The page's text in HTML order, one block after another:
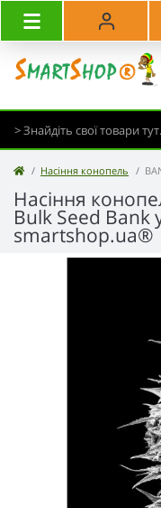
Насіння конопель
Насіння
Bulk Seed Bank
smartshop.ua®